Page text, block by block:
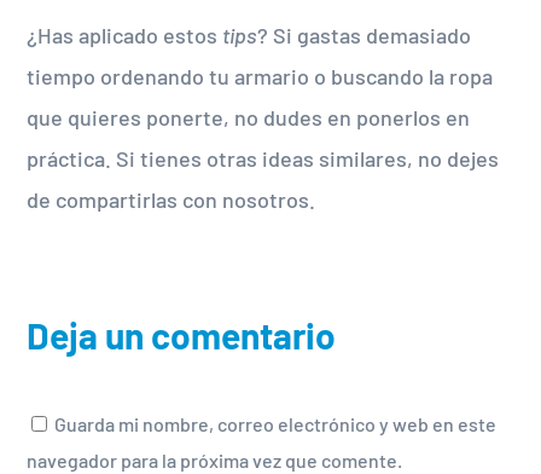
¿Has aplicado estos tips? Si gastas demasiado
tiempo ordenando tu armario o buscando la ropa
que quieres ponerte, no dudes en ponerlos en
práctica. Si tienes otras ideas similares, no dejes
de compartirlas con nosotros.
Deja un comentario
Guarda mi nombre, correo electrónico y web en este
navegador para la próxima vez que comente.